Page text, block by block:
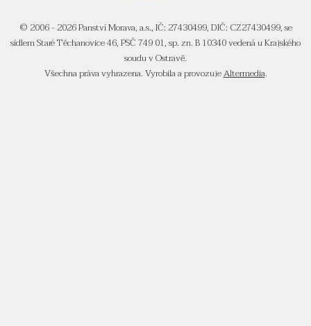
© 2006 - 2026 Panství Morava, a.s., IČ: 27430499, DIČ: CZ27430499, se
sídlem Staré Těchanovice 46, PSČ 749 01, sp. zn. B 10340 vedená u Krajského
soudu v Ostravě.
Všechna práva vyhrazena. Vyrobila a provozujeAltermedia.